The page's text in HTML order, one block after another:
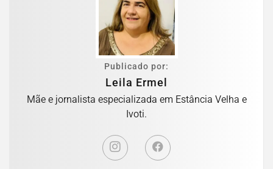
Publicado por:
Leila Ermel
Mãe e jornalista especializada em Estância Velha e
Ivoti.